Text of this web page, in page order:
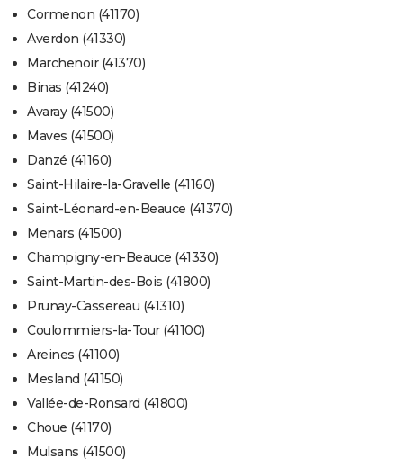
Cormenon (41170)
Averdon (41330)
Marchenoir (41370)
Binas (41240)
Avaray (41500)
Maves (41500)
Danzé (41160)
Saint-Hilaire-la-Gravelle (41160)
Saint-Léonard-en-Beauce (41370)
Menars (41500)
Champigny-en-Beauce (41330)
Saint-Martin-des-Bois (41800)
Prunay-Cassereau (41310)
Coulommiers-la-Tour (41100)
Areines (41100)
Mesland (41150)
Vallée-de-Ronsard (41800)
Choue (41170)
Mulsans (41500)